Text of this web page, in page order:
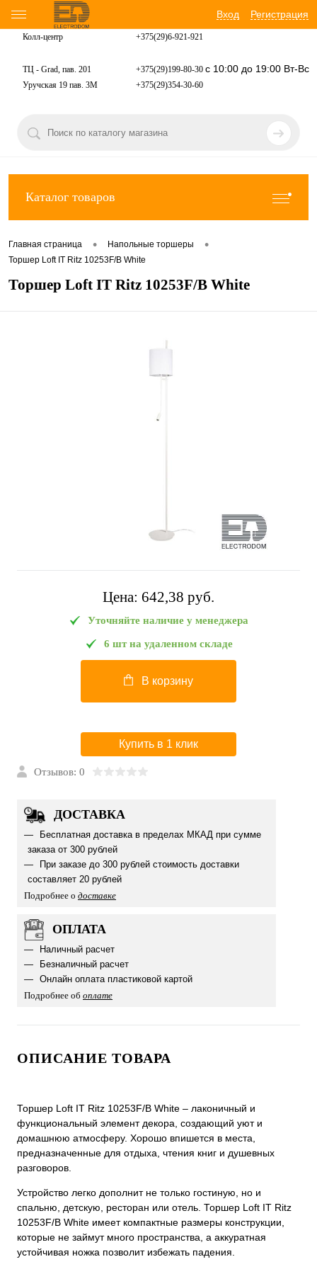
Вход Регистрация
Колл-центр +375(29)6-921-921
ТЦ - Grad, пав. 201 +375(29)199-80-30 с 10:00 до 19:00 Вт-Вс
Уручская 19 пав. 3М +375(29)354-30-60
Каталог товаров
Главная страница • Напольные торшеры •
Торшер Loft IT Ritz 10253F/B White
Торшер Loft IT Ritz 10253F/B White
Цена: 642,38 pуб.
Уточняйте наличие у менеджера
6 шт на удаленном складе
В корзину
Купить в 1 клик
Отзывов: 0
ДОСТАВКА
Бесплатная доставка в пределах МКАД при сумме
заказа от 300 рублей
При заказе до 300 рублей стоимость доставки
составляет 20 рублей
Подробнее о доставке
ОПЛАТА
Наличный расчет
Безналичный расчет
Онлайн оплата пластиковой картой
Подробнее об оплате
ОПИСАНИЕ ТОВАРА
Торшер Loft IT Ritz 10253F/B White – лаконичный и
функциональный элемент декора, создающий уют и
домашнюю атмосферу. Хорошо впишется в места,
предназначенные для отдыха, чтения книг и душевных
разговоров.
Устройство легко дополнит не только гостиную, но и
спальню, детскую, ресторан или отель. Торшер Loft IT Ritz
10253F/B White имеет компактные размеры конструкции,
которые не займут много пространства, а аккуратная
устойчивая ножка позволит избежать падения.